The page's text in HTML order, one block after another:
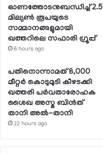
ഓണത്തോടനുബന്ധിച്ച് 2.5
മില്യണ്‍ രൂപയുടെ
സമ്മാനങ്ങളുമായി
ഖത്തറിലെ സഫാരി ഗ്രൂപ്പ്
6 hours ago
പതിനൊന്നാമത് 8,000
മീറ്റര്‍ കൊടുമുടി കീഴടക്കി
ഖത്തരി പര്‍വതാരോഹക
ശൈഖ അസ്മ ബിന്‍ത്
താനി അല്‍-താനി
22 hours ago